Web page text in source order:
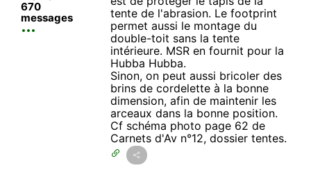
670
messages
tente de l'abrasion. Le footprint
permet aussi le montage du
double-toit sans la tente
intérieure. MSR en fournit pour la
Hubba Hubba.
Sinon, on peut aussi bricoler des
brins de cordelette à la bonne
dimension, afin de maintenir les
arceaux dans la bonne position.
Cf schéma photo page 62 de
Carnets d'Av n°12, dossier tentes.